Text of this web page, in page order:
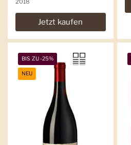
2018
Jetzt kaufen
BIS ZU -25%
NEU